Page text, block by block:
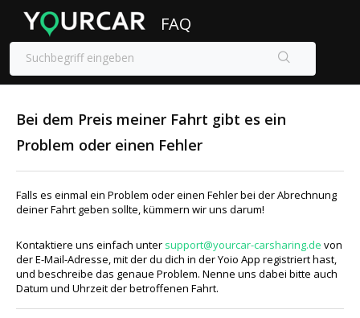
FAQ
Bei dem Preis meiner Fahrt gibt es ein
Problem oder einen Fehler
Falls es einmal ein Problem oder einen Fehler bei der Abrechnung
deiner Fahrt geben sollte, kümmern wir uns darum!
Kontaktiere uns einfach unter support@yourcar-carsharing.de von
der E-Mail-Adresse, mit der du dich in der Yoio App registriert hast,
und beschreibe das genaue Problem. Nenne uns dabei bitte auch
Datum und Uhrzeit der betroffenen Fahrt.